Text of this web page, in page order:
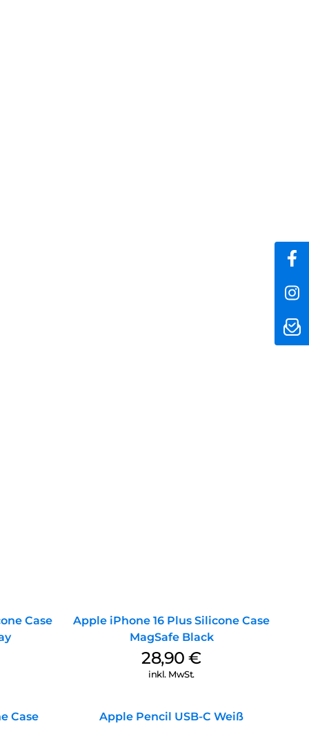
Case
Apple iPhone 16 Plus Silicone Case
MagSafe Black
28,90€
inkl. MwSt.
Case Apple Pencil USB-C Weiß